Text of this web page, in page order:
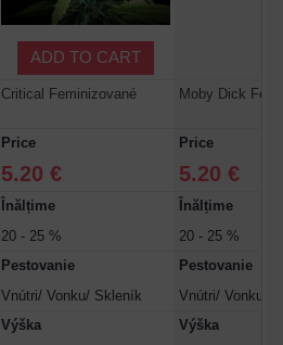
ADD TO CART
Critical Feminizované Moby Dick
Price
5.20 €
Price
5.20 €
Înălțime
20 - 25 %
Înălțime
20 - 25 %
Pestovanie
Vnútri/ Vonku/ Skleník
Pestovanie
Vnútri/ Vonku/
Výška
Výška